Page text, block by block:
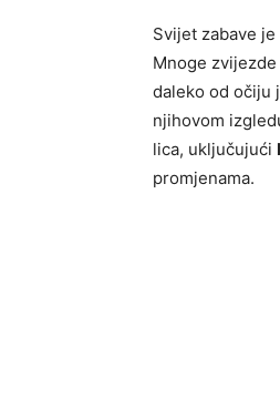
Svijet zabave
Mnoge
daleko od očiju
njihovom
lica, uključujući
promjenama.